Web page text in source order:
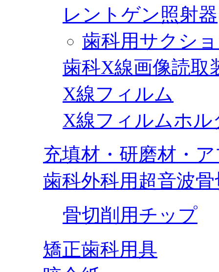
レントゲン照射器
歯科用サクシ
歯科X線画像読取
X線フィルム
X線フィルムホル
充填材・研磨材・
歯科外科用超音波
骨切削用チップ
矯正歯科用具